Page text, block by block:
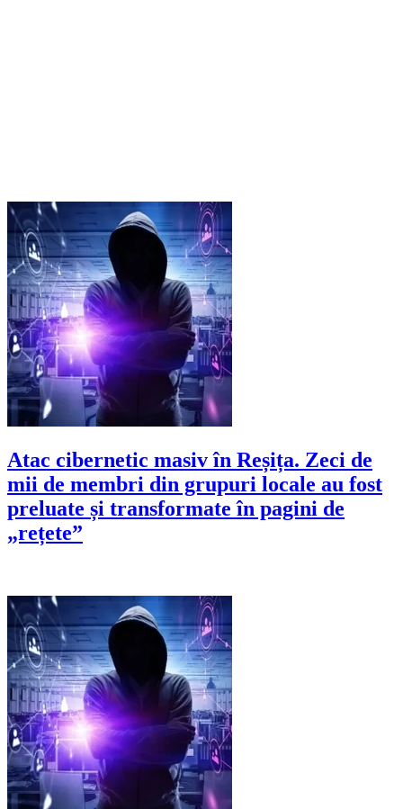
Atac cibernetic masiv în Reșița. Zeci de
mii de membri din grupuri locale au fost
preluate și transformate în pagini de
„rețete”